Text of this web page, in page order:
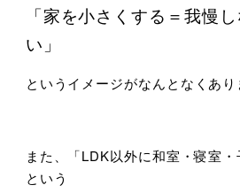
「家を小さくする＝我慢
い」
というイメージがなんとなくあり
また、「LDK以外に和室・寝室・
という